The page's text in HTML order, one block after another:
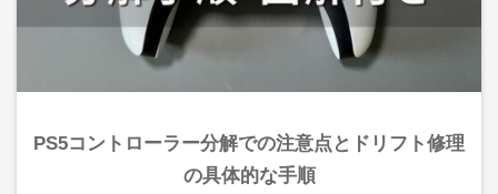
PS5コントローラー分解での注意点とドリフト修理
の具体的な手順